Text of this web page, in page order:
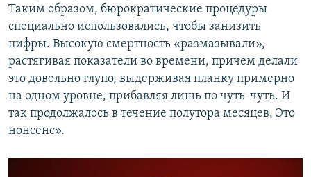
Таким образом, бюрократические процедуры
специально использовались, чтобы занизить
цифры. Высокую смертность «размазывали»,
растягивая показатели во времени, причем делали
это довольно глупо, выдерживая планку примерно
на одном уровне, прибавляя лишь по чуть-чуть. И
так продолжалось в течение полутора месяцев. Это
нонсенс».